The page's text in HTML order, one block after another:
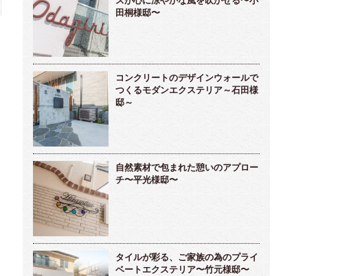
田桐様邸〜
コンクリートのデザインウォールで
つくるモダンエクステリア～石田様
邸～
自然素材で包まれた憩いのアプロー
チ〜平光様邸〜
タイルが彩る、ご家族の為のプライ
ベートエクステリア〜竹元様邸〜